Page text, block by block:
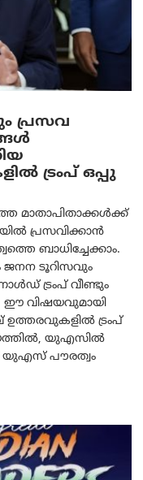
പ്രസവ
ട്രംപ് ഒപ്പു
മാതാപിതാക്കൾക്ക്
പ്രസവിക്കാൻ
ബാധിച്ചേക്കാം.
ജനന ടൂറിസവും
ട്രംപ് വീണ്ടും
ഈ വിഷയവുമായി
ഉത്തരവുകളിൽ ട്രംപ്
യുഎസിൽ
യുഎസ് പൗരത്വം